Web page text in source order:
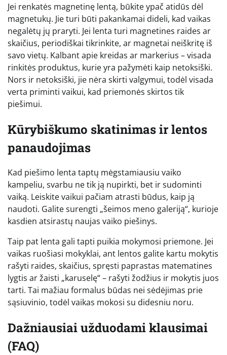
Jei renkatės magnetinę lentą, būkite ypač atidūs dėl
magnetukų. Jie turi būti pakankamai dideli, kad vaikas
negalėtų jų praryti. Jei lenta turi magnetines raides ar
skaičius, periodiškai tikrinkite, ar magnetai neiškritę iš
savo vietų. Kalbant apie kreidas ar markerius – visada
rinkitės produktus, kurie yra pažymėti kaip netoksiški.
Nors ir netoksiški, jie nėra skirti valgymui, todėl visada
verta priminti vaikui, kad priemonės skirtos tik
piešimui.
Kūrybiškumo skatinimas ir lentos
panaudojimas
Kad piešimo lenta taptų mėgstamiausiu vaiko
kampeliu, svarbu ne tik ją nupirkti, bet ir sudominti
vaiką. Leiskite vaikui pačiam atrasti būdus, kaip ją
naudoti. Galite surengti „šeimos meno galeriją“, kurioje
kasdien atsirastų naujas vaiko piešinys.
Taip pat lenta gali tapti puikia mokymosi priemone. Jei
vaikas ruošiasi mokyklai, ant lentos galite kartu mokytis
rašyti raides, skaičius, spręsti paprastas matematines
lygtis ar žaisti „karuselę“ – rašyti žodžius ir mokytis juos
tarti. Tai mažiau formalus būdas nei sėdėjimas prie
sąsiuvinio, todėl vaikas mokosi su didesniu noru.
Dažniausiai užduodami klausimai
(FAQ)